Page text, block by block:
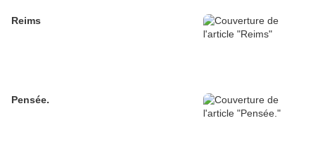
Reims
Pensée.